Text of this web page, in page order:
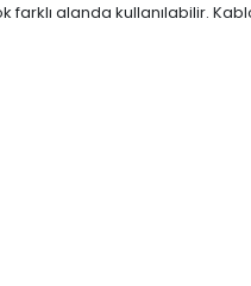
farklı alanda kullanılabilir.